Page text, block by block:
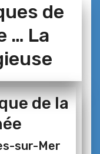
de
… La
de la
sur-Mer